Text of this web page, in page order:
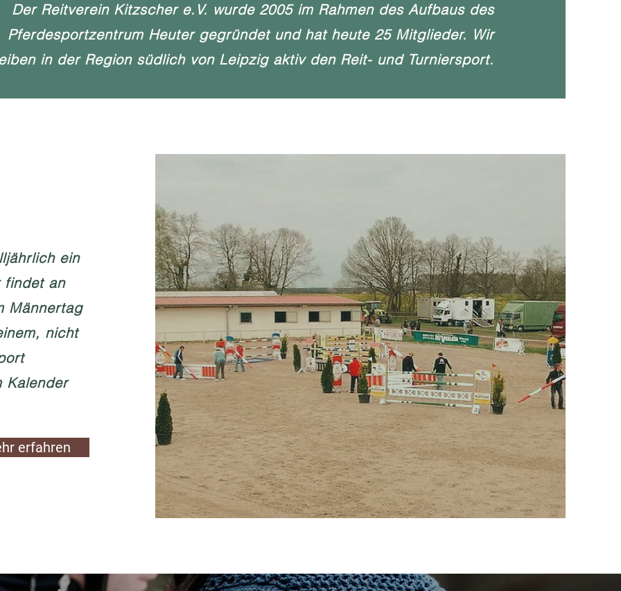
Der Reitverein Kitzscher e.V. wurde 2005 im Rahmen des Aufbaus des
Pferdesportzentrum Heuter gegründet und hat heute 25 Mitglieder. Wir
in der Region südlich von Leipzig aktiv den Reit- und Turniersport.
ein
findet an
Männertag
nicht
Kalender
erfahren